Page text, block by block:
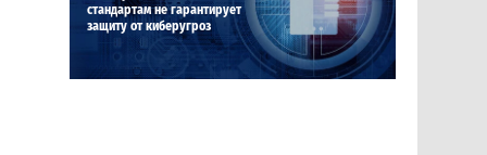
стандартам не гарантирует
защиту от киберугроз